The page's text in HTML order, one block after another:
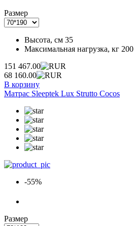
Размер
Высота, см 35
Максимальная нагрузка, кг 200
151 467.00
68 160.00
В корзину
Матрас Sleeptek Lux Strutto Cocos
-55%
Размер